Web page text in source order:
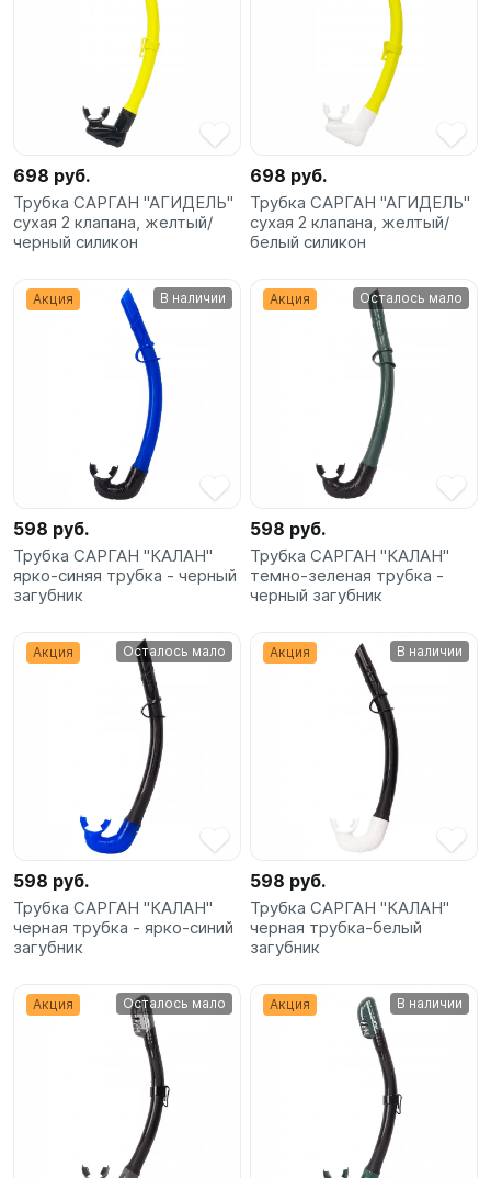
698 руб.
Трубка САРГАН "АГИДЕЛЬ"
сухая 2 клапана, желтый/
черный силикон
698 руб.
Трубка САРГАН "АГИДЕЛЬ"
сухая 2 клапана, желтый/
белый силикон
Акция В наличии
598 руб.
Трубка САРГАН "КАЛАН"
ярко-синяя трубка - черный
загубник
Акция Осталось мало
598 руб.
Трубка САРГАН "КАЛАН"
темно-зеленая трубка -
черный загубник
Акция Осталось мало
598 руб.
Трубка САРГАН "КАЛАН"
черная трубка - ярко-синий
загубник
Акция В наличии
598 руб.
Трубка САРГАН "КАЛАН"
черная трубка-белый
загубник
Акция Осталось мало Акция В наличии